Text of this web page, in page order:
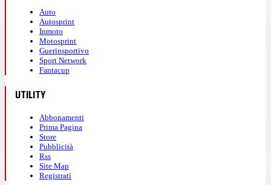
Auto
Autosprint
Inmoto
Motosprint
Guerinsportivo
Sport Network
Fantacup
UTILITY
Abbonamenti
Prima Pagina
Store
Pubblicità
Rss
Site Map
Registrati